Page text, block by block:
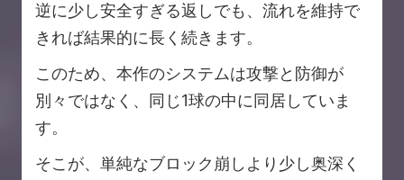
逆に少し安全すぎる返しでも、流れを維持で
きれば結果的に長く続きます。
このため、本作のシステムは攻撃と防御が
別々ではなく、同じ1球の中に同居していま
す。
そこが、単純なブロック崩しより少し奥深く